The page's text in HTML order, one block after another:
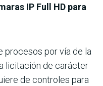
IP Full HD para
procesos por vía de la
licitación de carácter
de controles para